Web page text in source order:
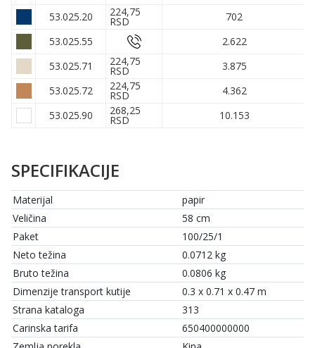
53.025.20
224,75
RSD
702
53.025.55
2.622
53.025.71
224,75
RSD
3.875
53.025.72
224,75
RSD
4.362
53.025.90
268,25
RSD 10.153
SPECIFIKACIJE
Materijal
papir
Veličina
58 cm
Paket
100/25/1
Neto težina
0.0712 kg
Bruto težina
0.0806 kg
Dimenzije transport kutije
0.3 x 0.71 x 0.47 m
Strana kataloga
313
Carinska tarifa
650400000000